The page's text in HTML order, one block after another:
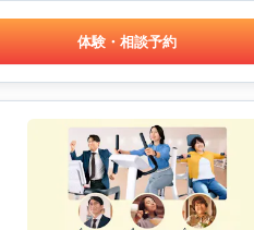
体験・相談予約